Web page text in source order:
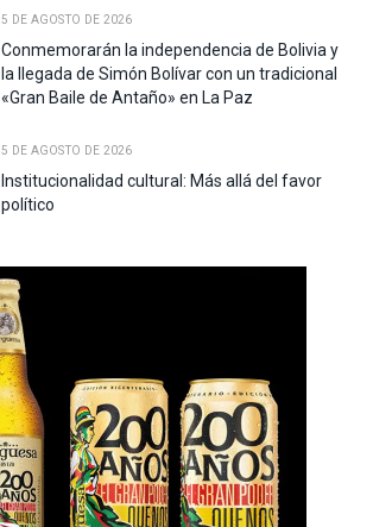
5 DE AGOSTO DE 2026
Conmemorarán la independencia de Bolivia y
la llegada de Simón Bolívar con un tradicional
«Gran Baile de Antaño» en La Paz
5 DE AGOSTO DE 2026
Institucionalidad cultural: Más allá del favor
político